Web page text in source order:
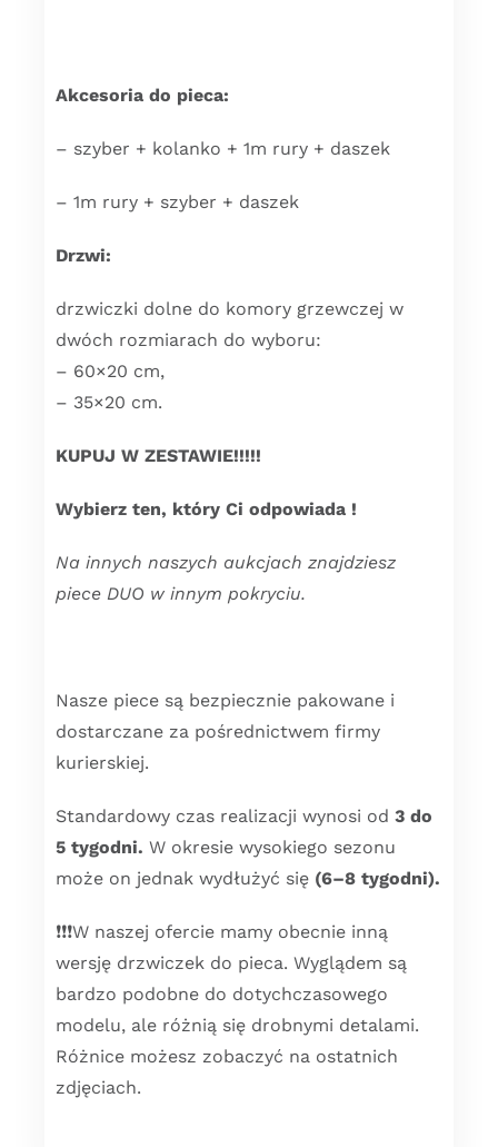
Akcesoria do pieca:
– szyber + kolanko + 1m rury + daszek
– 1m rury + szyber + daszek
Drzwi:
drzwiczki dolne do komory grzewczej w
dwóch rozmiarach do wyboru:
– 60×20 cm,
– 35×20 cm.
KUPUJ W ZESTAWIE!!!!!
Wybierz ten, który Ci odpowiada !
Na innych naszych aukcjach znajdziesz
piece DUO w innym pokryciu.
Nasze piece są bezpiecznie pakowane i
dostarczane za pośrednictwem firmy
kurierskiej.
Standardowy czas realizacji wynosi od 3 do
5 tygodni. W okresie wysokiego sezonu
może on jednak wydłużyć się(6–8 tygodni).
❗️❗️❗️W naszej ofercie mamy obecnie inną
wersję drzwiczek do pieca. Wyglądem są
bardzo podobne do dotychczasowego
modelu, ale różnią się drobnymi detalami.
Różnice możesz zobaczyć na ostatnich
zdjęciach.